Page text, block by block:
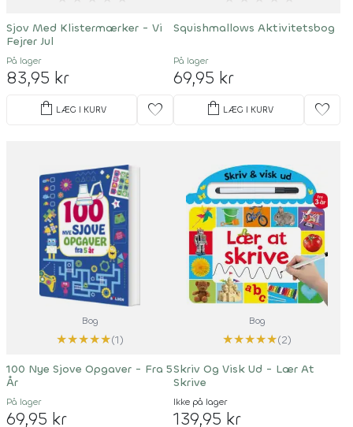
Sjov Med Klistermærker - Vi
Fejrer Jul
På lager
83,95 kr
shopping_bag LÆG I KURV favorite
Squishmallows Aktivitetsbog
På lager
69,95 kr
shopping_bag LÆG I KURV favorite
Bog
★★★★★(1)
100 Nye Sjove Opgaver - Fra 5
År
På lager
69,95 kr
Bog
★★★★★(2)
Skriv Og Visk Ud - Lær At
Skrive
Ikke på lager
139,95 kr